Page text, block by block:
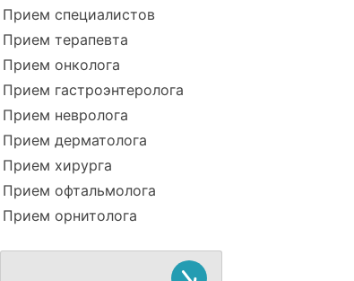
Прием специалистов
Прием терапевта
Прием онколога
Прием гастроэнтеролога
Прием невролога
Прием дерматолога
Прием хирурга
Прием офтальмолога
Прием орнитолога